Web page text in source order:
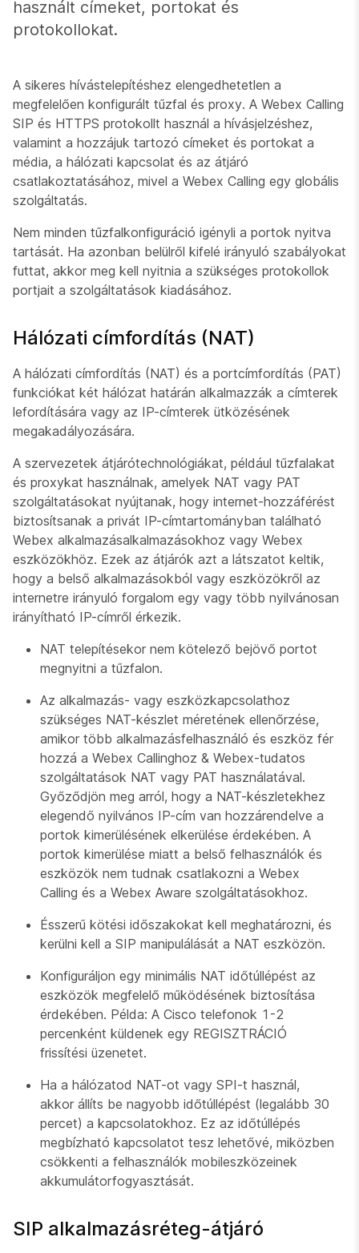
használt címeket, portokat és
protokollokat.
A sikeres hívástelepítéshez elengedhetetlen a
megfelelően konfigurált tűzfal és proxy. A Webex Calling
SIP és HTTPS protokollt használ a hívásjelzéshez,
valamint a hozzájuk tartozó címeket és portokat a
média, a hálózati kapcsolat és az átjáró
csatlakoztatásához, mivel a Webex Calling egy globális
szolgáltatás.
Nem minden tűzfalkonfiguráció igényli a portok nyitva
tartását. Ha azonban belülről kifelé irányuló szabályokat
futtat, akkor meg kell nyitnia a szükséges protokollok
portjait a szolgáltatások kiadásához.
Hálózati címfordítás (NAT)
A hálózati címfordítás (NAT) és a portcímfordítás (PAT)
funkciókat két hálózat határán alkalmazzák a címterek
lefordítására vagy az IP-címterek ütközésének
megakadályozására.
A szervezetek átjárótechnológiákat, például tűzfalakat
és proxykat használnak, amelyek NAT vagy PAT
szolgáltatásokat nyújtanak, hogy internet-hozzáférést
biztosítsanak a privát IP-címtartományban található
Webex alkalmazásalkalmazásokhoz vagy Webex
eszközökhöz. Ezek az átjárók azt a látszatot keltik,
hogy a belső alkalmazásokból vagy eszközökről az
internetre irányuló forgalom egy vagy több nyilvánosan
irányítható IP-címről érkezik.
NAT telepítésekor nem kötelező bejövő portot
megnyitni a tűzfalon.
Az alkalmazás- vagy eszközkapcsolathoz
szükséges NAT-készlet méretének ellenőrzése,
amikor több alkalmazásfelhasználó és eszköz fér
hozzá a Webex Callinghoz & Webex-tudatos
szolgáltatások NAT vagy PAT használatával.
Győződjön meg arról, hogy a NAT-készletekhez
elegendő nyilvános IP-cím van hozzárendelve a
portok kimerülésének elkerülése érdekében. A
portok kimerülése miatt a belső felhasználók és
eszközök nem tudnak csatlakozni a Webex
Calling és a Webex Aware szolgáltatásokhoz.
Ésszerű kötési időszakokat kell meghatározni, és
kerülni kell a SIP manipulálását a NAT eszközön.
Konfiguráljon egy minimális NAT időtúllépést az
eszközök megfelelő működésének biztosítása
érdekében. Példa: A Cisco telefonok 1-2
percenként küldenek egy REGISZTRÁCIÓ
frissítési üzenetet.
Ha a hálózatod NAT-ot vagy SPI-t használ,
akkor állíts be nagyobb időtúllépést (legalább 30
percet) a kapcsolatokhoz. Ez az időtúllépés
megbízható kapcsolatot tesz lehetővé, miközben
csökkenti a felhasználók mobileszközeinek
akkumulátorfogyasztását.
SIP alkalmazásréteg-átjáró